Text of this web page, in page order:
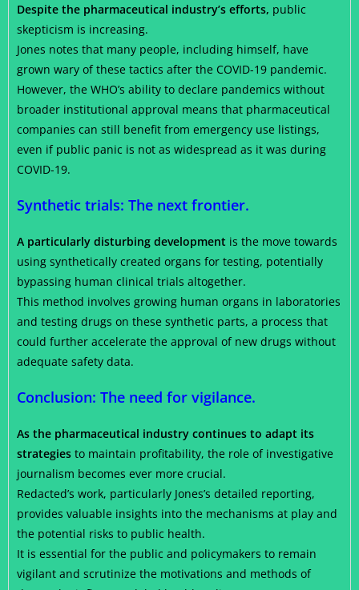
Despite the pharmaceutical industry’s efforts, public
skepticism is increasing.
Jones notes that many people, including himself, have
grown wary of these tactics after the COVID-19 pandemic.
However, the WHO’s ability to declare pandemics without
broader institutional approval means that pharmaceutical
companies can still benefit from emergency use listings,
even if public panic is not as widespread as it was during
COVID-19.
Synthetic trials: The next frontier.
A particularly disturbing development is the move towards
using synthetically created organs for testing, potentially
bypassing human clinical trials altogether.
This method involves growing human organs in laboratories
and testing drugs on these synthetic parts, a process that
could further accelerate the approval of new drugs without
adequate safety data.
Conclusion: The need for vigilance.
As the pharmaceutical industry continues to adapt its
strategies to maintain profitability, the role of investigative
journalism becomes ever more crucial.
Redacted’s work, particularly Jones’s detailed reporting,
provides valuable insights into the mechanisms at play and
the potential risks to public health.
It is essential for the public and policymakers to remain
vigilant and scrutinize the motivations and methods of